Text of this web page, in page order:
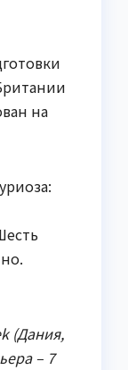
на
(Дания,
– 7